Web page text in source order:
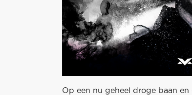
Op een nu geheel droge baan